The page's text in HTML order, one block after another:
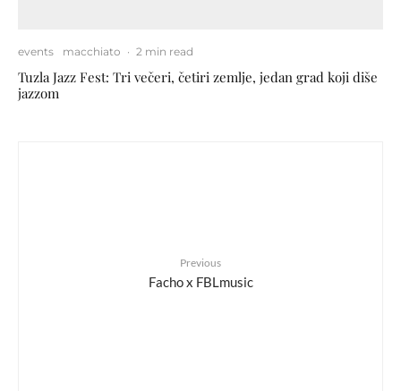
events macchiato · 2 min read
Tuzla Jazz Fest: Tri večeri, četiri zemlje, jedan grad koji diše
jazzom
Previous
Facho x FBLmusic